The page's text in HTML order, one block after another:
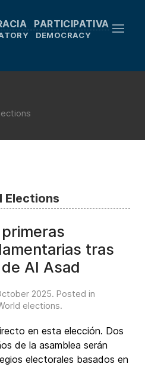
PARTICIPATIVA
DEMOCRACY
Elections
tras
Al Asad
2025. Posted in
elections.
en esta elección. Dos
de la asamblea serán
electorales basados en